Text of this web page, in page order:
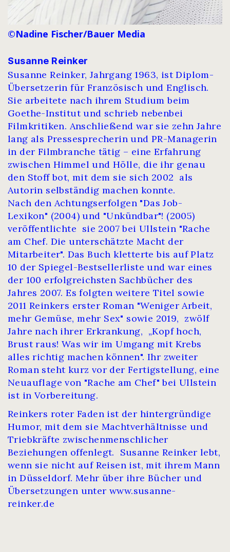
Susanne Reinker
Susanne Reinker, Jahrgang 1963, ist Diplom-
Übersetzerin für Französisch und Englisch.
Sie arbeitete nach ihrem Studium beim
Goethe-Institut und schrieb nebenbei
Filmkritiken. Anschließend war sie zehn Jahre
lang als Presse­sprecherin und PR-Managerin
in der Filmbranche tätig – eine Erfahrung
zwischen Himmel und Hölle, die ihr genau
den Stoff bot, mit dem sie sich 2002 als
Autorin selbständig machen konnte.
Nach den Achtungserfolgen "Das Job-
Lexikon" (2004) und "Unkündbar"! (2005)
veröffentlichte sie 2007 bei Ullstein "Rache
am Chef. Die unterschätzte Macht der
Mitarbeiter". Das Buch kletterte bis auf Platz
10 der Spiegel-Best­seller­liste und war eines
der 100 er­folg­reichsten Sach­bücher des
Jahres 2007. Es folgten weitere Titel sowie
2011 Reinkers erster Roman "Weniger Arbeit,
mehr Gemüse, mehr Sex" sowie 2019, zwölf
Jahre nach ihrer Erkrankung, „Kopf hoch,
Brust raus! Was wir im Umgang mit Krebs
alles richtig machen können". Ihr zweiter
Roman steht kurz vor der Fertigstellung, eine
Neuauflage von "Rache am Chef" bei Ullstein
ist in Vorbereitung.
Reinkers roter Faden ist der hintergründige
Humor, mit dem sie Machtverhältnisse und
Triebkräfte zwischenmenschlicher
Beziehungen offenlegt. Susanne Reinker lebt,
wenn sie nicht auf Reisen ist, mit ihrem Mann
in Düsseldorf. Mehr über ihre Bücher und
Übersetzungen unter www.susanne-
reinker.de
©Nadine Fischer/Bauer Media